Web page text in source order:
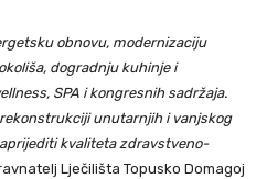
obnovu, modernizaciju
dogradnju kuhinje i
SPA i kongresnih sadržaja.
unutarnjih i vanjskog
kvaliteta zdravstveno-
Lječilišta Topusko Domagoj